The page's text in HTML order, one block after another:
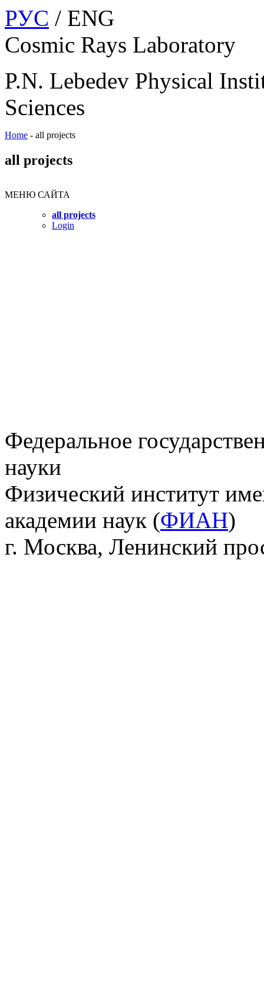
РУС / ENG
Cosmic Rays Laboratory
P.N. Lebedev Physical
Sciences
Home - all projects
all projects
МЕНЮ САЙТА
all projects
Login
Федеральное
науки
Физический институт
академии наук (ФИАН)
г. Москва, Ленинский